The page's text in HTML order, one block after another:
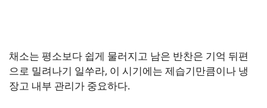
채소는 평소보다 쉽게 물러지고 남은 반찬은 기억 뒤편
으로 밀려나기 일쑤라, 이 시기에는 제습기만큼이나 냉
장고 내부 관리가 중요하다.